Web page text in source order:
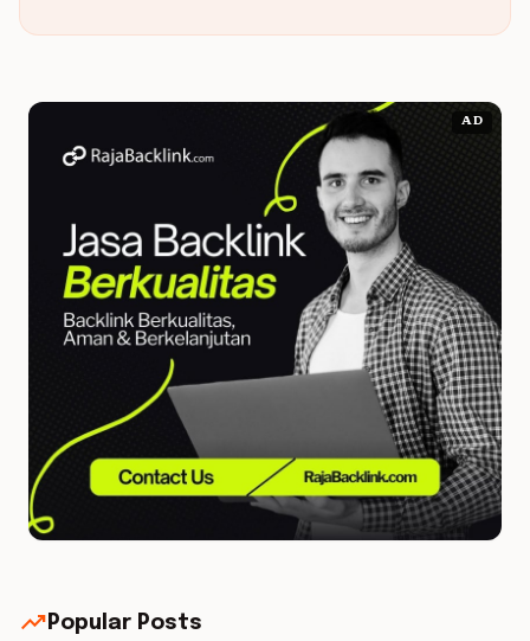
AD
trending_up Popular Posts